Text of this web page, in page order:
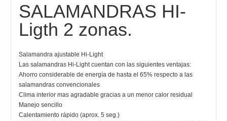
SALAMANDRAS HI-
Ligth 2 zonas.
Salamandra ajustable Hi-Light
Las salamandras Hi-Light cuentan con las siguientes ventajas:
Ahorro considerable de energía de hasta el 65% respecto a las
salamandras convencionales
Clima interior mas agradable gracias a un menor calor residual
Manejo sencillo
Calentamiento rápido (aprox. 5 seg.)